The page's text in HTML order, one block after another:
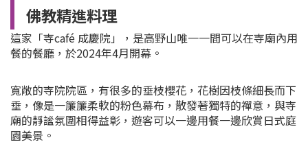
佛教精進料理
這家「寺café 成慶院」，是高野山唯一一間可以在寺廟內用
餐的餐廳，於2024年4月開幕。
寬敞的寺院院區，有很多的垂枝櫻花，花樹因枝條細長而下
垂，像是一簾簾柔軟的粉色幕布，散發著獨特的禪意，與寺
廟的靜謐氛圍相得益彰，遊客可以一邊用餐一邊欣賞日式庭
園美景。